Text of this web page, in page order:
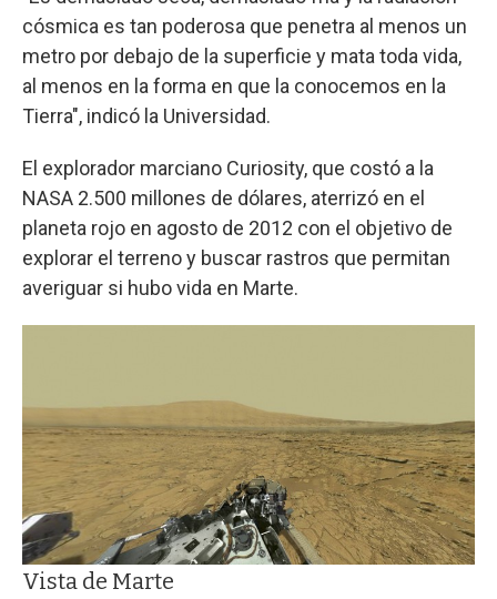
cósmica es tan poderosa que penetra al menos un
metro por debajo de la superficie y mata toda vida,
al menos en la forma en que la conocemos en la
Tierra", indicó la Universidad.
El explorador marciano Curiosity, que costó a la
NASA 2.500 millones de dólares, aterrizó en el
planeta rojo en agosto de 2012 con el objetivo de
explorar el terreno y buscar rastros que permitan
averiguar si hubo vida en Marte.
Vista de Marte